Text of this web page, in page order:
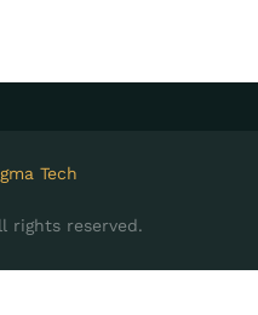
Tech
rights reserved.